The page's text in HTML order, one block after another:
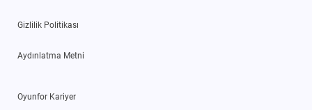
Gizlilik Politikası
Aydınlatma Metni
Oyunfor Kariyer